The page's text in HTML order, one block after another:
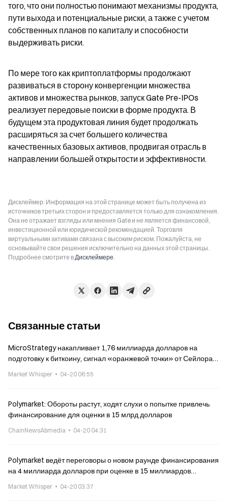
того, что они полностью понимают механизмы продукта,
пути выхода и потенциальные риски, а также с учетом
собственных планов по капиталу и способности
выдерживать риски.
По мере того как криптоплатформы продолжают
развиваться в сторону конвергенции множества
активов и множества рынков, запуск Gate Pre-IPOs
реализует передовые поиски в форме продукта. В
будущем эта продуктовая линия будет продолжать
расширяться за счет большего количества
качественных базовых активов, продвигая отрасль в
направлении большей открытости и эффективности.
Дисклеймер: Информация на этой странице может быть получена из
источников третьих сторон и предоставляется только для ознакомления.
Она не отражает взгляды или мнения Gate и не является финансовой,
инвестиционной или юридической рекомендацией. Торговля
виртуальными активами связана с высоким риском. Пожалуйста, не
основывайте свои решения исключительно на данных этой страницы.
Подробнее смотрите вДисклеймере.
Связанные статьи
MicroStrategy накапливает 1,76 миллиарда долларов на
подготовку к биткоину, сигнал «оранжевой точки» от Сейлора
Market Whisper 04-20 06:55
Polymarket: Обороты растут, ходят слухи о попытке привлечь
финансирование для оценки в 15 млрд долларов
ChainNewsAbmedia 04-20 04:31
Polymarket ведёт переговоры о новом раунде финансирования
на 4 миллиарда долларов при оценке в 15 миллиардов
Market Whisper 04-20 03:37